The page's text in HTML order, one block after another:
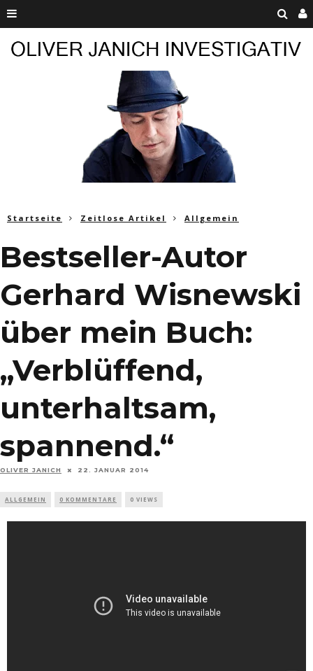
Startseite Zeitlose Artikel Allgemein
Bestseller-Autor
Gerhard Wisnewski
über mein Buch:
„Verblüffend,
unterhaltsam,
spannend.“
OLIVER JANICH 22. JANUAR 2014
ALLGEMEIN 0 KOMMENTARE 0 VIEWS